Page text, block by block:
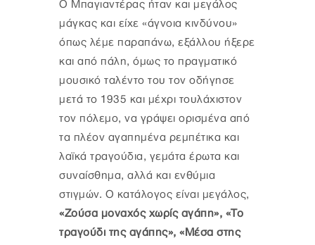
Ο Μπαγιαντέρας ήταν και μεγάλος
μάγκας και είχε «άγνοια κινδύνου»
όπως λέμε παραπάνω, εξάλλου ήξερε
και από πάλη, όμως το πραγματικό
μουσικό ταλέντο του τον οδήγησε
μετά το 1935 και μέχρι τουλάχιστον
τον πόλεμο, να γράψει ορισμένα από
τα πλέον αγαπημένα ρεμπέτικα και
λαϊκά τραγούδια, γεμάτα έρωτα και
συναίσθημα, αλλά και ενθύμια
στιγμών. Ο κατάλογος είναι μεγάλος,
«Ζούσα μοναχός χωρίς αγάπη», «Το
τραγούδι της αγάπης», «Μέσα στης